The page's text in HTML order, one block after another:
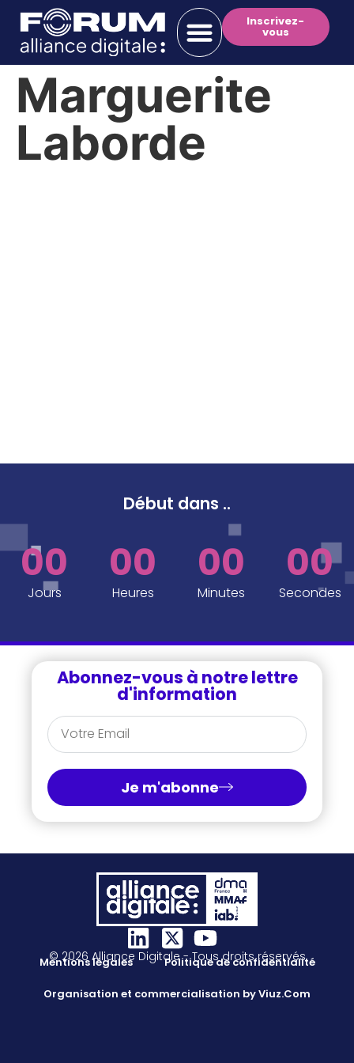
Inscrivez-
vous
Marguerite
Laborde
Début dans ..
00
Jours
00
Heures
00
Minutes
00
Secondes
Abonnez-vous à notre lettre
d'information
Je m'abonne
© 2026 Alliance Digitale - Tous droits réservés
Mentions légales Politique de confidentialité
Organisation et commercialisation by Viuz.Com